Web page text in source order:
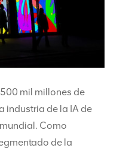
mil millones de
industria de la IA de
Como
de la